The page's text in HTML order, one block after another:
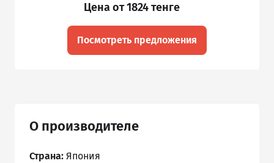
Цена от 1824 тенге
Посмотреть предложения
О производителе
Страна: Япония